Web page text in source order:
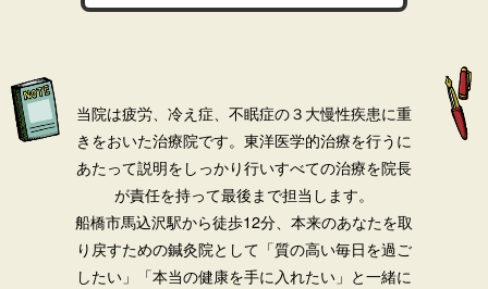
当院は疲労、冷え症、不眠症の３大慢性疾患に重
きをおいた治療院です。 東洋医学的治療を行うに
あたって説明をしっかり行いすべての治療を院長
が責任を持って最後まで担当します。
船橋市馬込沢駅から徒歩12分、本来のあなたを取
り戻すための鍼灸院として「質の高い毎日を過ご
したい」「本当の健康を手に入れたい」と一緒に